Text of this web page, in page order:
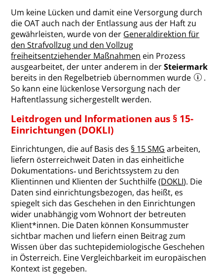
Um keine Lücken und damit eine Versorgung durch
die OAT auch nach der Entlassung aus der Haft zu
gewährleisten, wurde von der Generaldirektion für
den Strafvollzug und den Vollzug
freiheitsentziehender Maßnahmen ein Prozess
ausgearbeitet, der unter anderem in derSteiermark
bereits in den Regelbetrieb übernommen wurde
.
So kann eine lückenlose Versorgung nach der
Haftentlassung sichergestellt werden.
Leitdrogen und Informationen aus § 15-
Einrichtungen (DOKLI)
Einrichtungen, die auf Basis des § 15 SMG arbeiten,
liefern österreichweit Daten in das einheitliche
Dokumentations‐ und Berichtssystem zu den
Klientinnen und Klienten der Suchthilfe (DOKLI). Die
Daten sind einrichtungsbezogen, das heißt, es
spiegelt sich das Geschehen in den Einrichtungen
wider unabhängig vom Wohnort der betreuten
Klient*innen. Die Daten können Konsummuster
sichtbar machen und liefern einen Beitrag zum
Wissen über das suchtepidemiologische Geschehen
in Österreich. Eine Vergleichbarkeit im europäischen
Kontext ist gegeben.